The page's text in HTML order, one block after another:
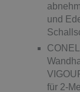
und
für 2-